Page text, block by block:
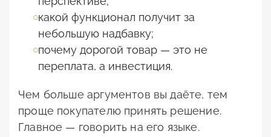
какой функционал получит за
небольшую надбавку;
почему дорогой товар — это не
переплата, а инвестиция.
Чем больше аргументов вы даёте, тем
проще покупателю принять решение.
Главное — говорить на его языке.